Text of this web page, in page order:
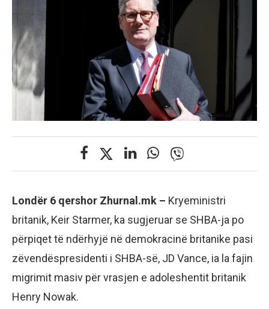
Londër 6 qershor Zhurnal.mk – Kryeministri
britanik, Keir Starmer, ka sugjeruar se SHBA-ja po
përpiqet të ndërhyjë në demokracinë britanike pasi
zëvendëspresidenti i SHBA-së, JD Vance, ia la fajin
migrimit masiv për vrasjen e adoleshentit britanik
Henry Nowak.